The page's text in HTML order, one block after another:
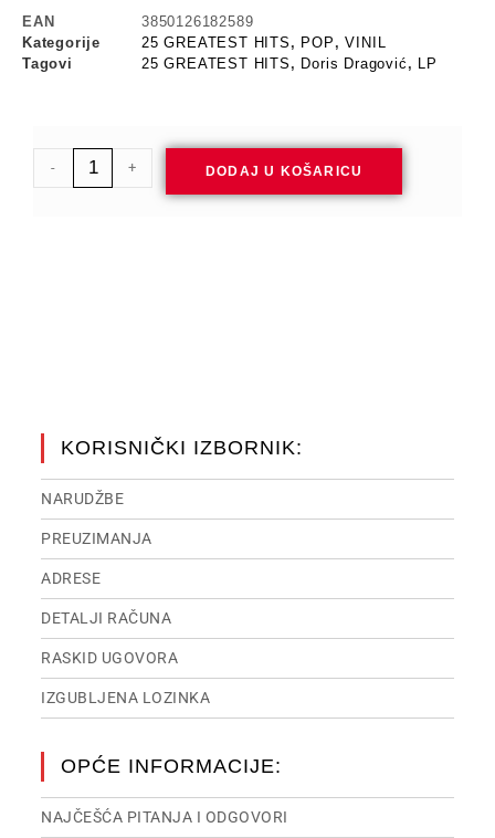
EAN
3850126182589
Kategorije
25 GREATEST HITS , POP ,VINIL
Tagovi
25 GREATEST HITS , Doris Dragović , LP
- + DODAJ U KOŠARICU
KORISNIČKI IZBORNIK:
NARUDŽBE
PREUZIMANJA
ADRESE
DETALJI RAČUNA
RASKID UGOVORA
IZGUBLJENA LOZINKA
OPĆE INFORMACIJE:
NAJČEŠĆA PITANJA I ODGOVORI